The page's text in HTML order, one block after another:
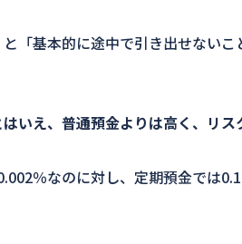
「基本的に途中で引き出せないこ
いえ、普通預金よりは高く、リス
％なのに対し、定期預金では